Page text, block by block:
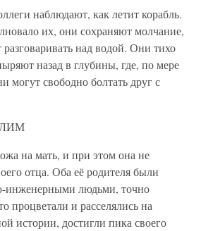
наблюдают, как летит корабль.
их, они сохраняют молчание,
над водой. Они тихо
назад в глубины, где, по мере
могут свободно болтать друг с
на мать, и при этом она не
отца. Оба её родителя были
инженерными людьми, точно
процветали и расселялись на
истории, достигли пика своего